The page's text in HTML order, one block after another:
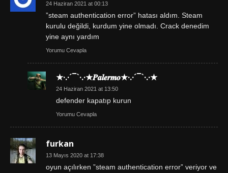
24 Haziran 2021 at 00:13
”steam authentication error” hatası aldım. Steam
kurulu değildi, kurdum yine olmadı. Crack denedim
yine aynı yardım
Yorumu Cevapla
★·.·´¯`·.·★𝑷𝒂𝒍𝒆𝒓𝒎𝒐★·.·´¯`·.·★
24 Haziran 2021 at 13:50
defender kapatıp kurun
Yorumu Cevapla
furkan
13 Mayıs 2020 at 17:38
oyun açılırken ”steam authentication error” veriyor ve